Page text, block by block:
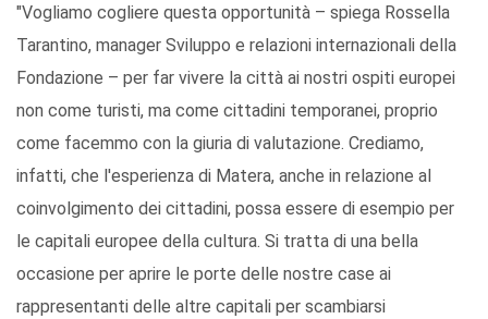
"Vogliamo cogliere questa opportunità – spiega Rossella
Tarantino, manager Sviluppo e relazioni internazionali della
Fondazione – per far vivere la città ai nostri ospiti europei
non come turisti, ma come cittadini temporanei, proprio
come facemmo con la giuria di valutazione. Crediamo,
infatti, che l'esperienza di Matera, anche in relazione al
coinvolgimento dei cittadini, possa essere di esempio per
le capitali europee della cultura. Si tratta di una bella
occasione per aprire le porte delle nostre case ai
rappresentanti delle altre capitali per scambiarsi